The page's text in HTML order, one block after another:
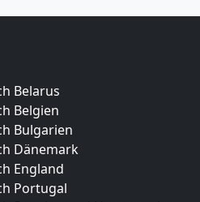
Belarus
Belgien
Bulgarien
Dänemark
England
Portugal